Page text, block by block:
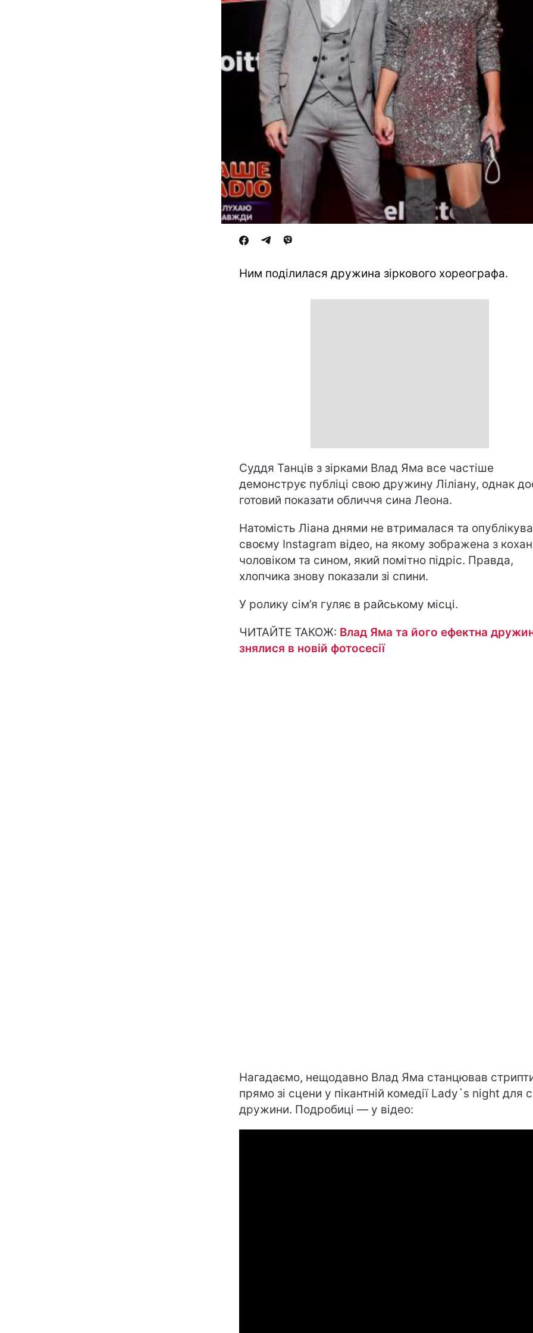
Ним поділилася дружина зіркового хореографа.
Суддя Танців з зірками Влад Яма все частіше
демонструє публіці свою дружину Ліліану, однак
готовий показати обличчя сина Леона.
Натомість Ліана днями не втрималася та
своєму Instagram відео, на якому зображена з
чоловіком та сином, який помітно підріс. Правда,
хлопчика знову показали зі спини.
У ролику сім’я гуляє в райському місці.
ЧИТАЙТЕ ТАКОЖ: Влад Яма та його ефектна
знялися в новій фотосесії
Нагадаємо, нещодавно Влад Яма станцював
прямо зі сцени у пікантній комедії Lady`s night для
дружини. Подробиці — у відео: